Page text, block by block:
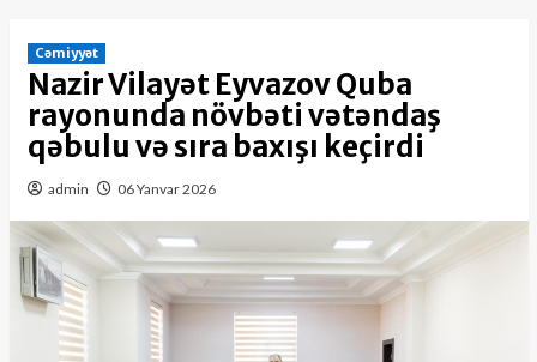
Cəmiyyət
Nazir Vilayət Eyvazov Quba
rayonunda növbəti vətəndaş
qəbulu və sıra baxışı keçirdi
admin 06 Yanvar 2026